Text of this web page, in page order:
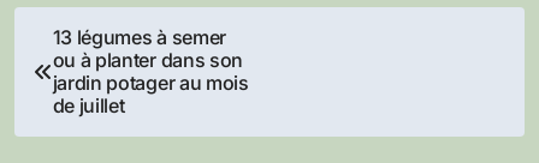
Navigation
de
l’article
13 légumes à semer
ou à planter dans son
jardin potager au mois
de juillet